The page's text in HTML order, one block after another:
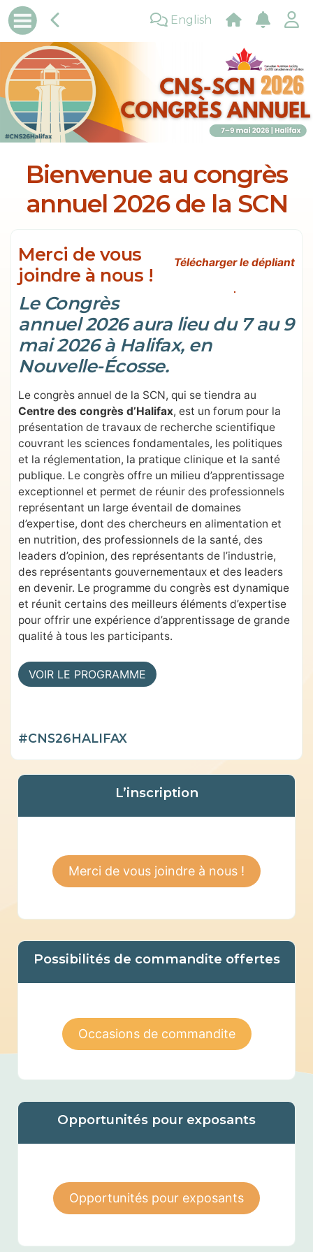
English
Bienvenue au congrès
annuel 2026 de la SCN
Télécharger le dépliant
Merci de vous
joindre à nous !
Le Congrès
annuel 2026 aura lieu du 7 au 9
mai 2026 à Halifax, en
Nouvelle-Écosse.
Le congrès annuel de la SCN, qui se tiendra au
Centre des congrès d’Halifax, est un forum pour la
présentation de travaux de recherche scientifique
couvrant les sciences fondamentales, les politiques
et la réglementation, la pratique clinique et la santé
publique. Le congrès offre un milieu d’apprentissage
exceptionnel et permet de réunir des professionnels
représentant un large éventail de domaines
d’expertise, dont des chercheurs en alimentation et
en nutrition, des professionnels de la santé, des
leaders d’opinion, des représentants de l’industrie,
des représentants gouvernementaux et des leaders
en devenir. Le programme du congrès est dynamique
et réunit certains des meilleurs éléments d’expertise
pour offrir une expérience d’apprentissage de grande
qualité à tous les participants.
VOIR LE PROGRAMME
#CNS26HALIFAX
L’inscription
Merci de vous joindre à nous !
Possibilités de commandite offertes
Occasions de commandite
Opportunités pour exposants
Opportunités pour exposants